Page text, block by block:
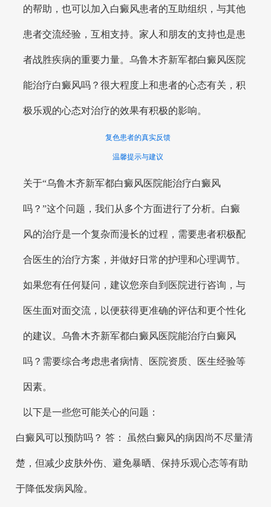
的帮助，也可以加入白癜风患者的互助组织，与其他
患者交流经验，互相支持。家人和朋友的支持也是患
者战胜疾病的重要力量。乌鲁木齐新军都白癜风医院
能治疗白癜风吗？很大程度上和患者的心态有关，积
极乐观的心态对治疗的效果有积极的影响。
复色患者的真实反馈
温馨提示与建议
关于“乌鲁木齐新军都白癜风医院能治疗白癜风
吗？”这个问题，我们从多个方面进行了分析。白癜
风的治疗是一个复杂而漫长的过程，需要患者积极配
合医生的治疗方案，并做好日常的护理和心理调节。
如果您有任何疑问，建议您亲自到医院进行咨询，与
医生面对面交流，以便获得更准确的评估和更个性化
的建议。乌鲁木齐新军都白癜风医院能治疗白癜风
吗？需要综合考虑患者病情、医院资质、医生经验等
因素。
以下是一些您可能关心的问题：
白癜风可以预防吗？ 答： 虽然白癜风的病因尚不尽量清
楚，但减少皮肤外伤、避免暴晒、保持乐观心态等有助
于降低发病风险。